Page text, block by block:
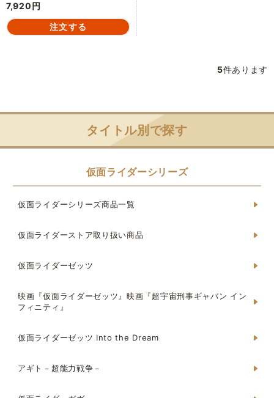
7,920円
5件あります
タイトル別で探す
仮面ライダーシリーズ
仮面ライダーシリーズ商品一覧
仮面ライダーストア取り扱い商品
仮面ライダーゼッツ
映画『仮面ライダーゼッツ』映画『超宇宙刑事ギャバン イン
フィニティ』
仮面ライダーゼッツ Into the Dream
アギト－超能力戦争－